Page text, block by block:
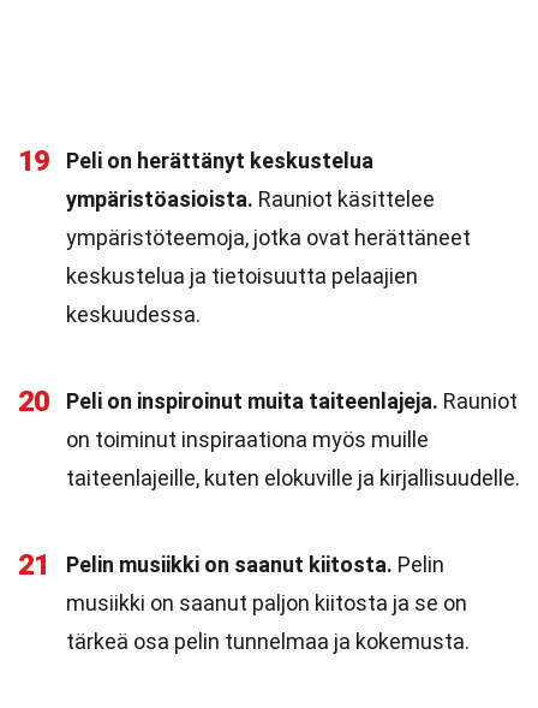
19
Peli on herättänyt keskustelua
ympäristöasioista. Rauniot käsittelee
ympäristöteemoja, jotka ovat herättäneet
keskustelua ja tietoisuutta pelaajien
keskuudessa.
20 Peli on inspiroinut muita taiteenlajeja. Rauniot
on toiminut inspiraationa myös muille
taiteenlajeille, kuten elokuville ja kirjallisuudelle.
21 Pelin musiikki on saanut kiitosta. Pelin
musiikki on saanut paljon kiitosta ja se on
tärkeä osa pelin tunnelmaa ja kokemusta.